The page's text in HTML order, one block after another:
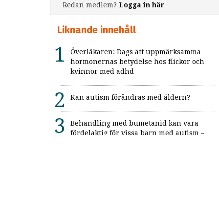
Redan medlem? Logga in här
Liknande innehåll
Överläkaren: Dags att uppmärksamma
hormonernas betydelse hos flickor och
kvinnor med adhd
Kan autism förändras med åldern?
Behandling med bumetanid kan vara
fördelaktig för vissa barn med autism –